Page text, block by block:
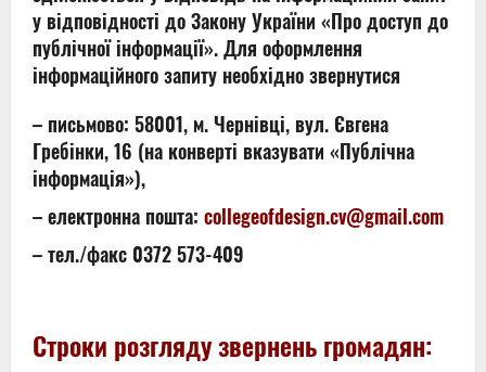
у відповідності до Закону України «Про доступ до
публічної інформації». Для оформлення
інформаційного запиту необхідно звернутися
– письмово: 58001, м. Чернівці, вул. Євгена
Гребінки, 16 (на конверті вказувати «Публічна
інформація»),
– електронна пошта: collegeofdesign.cv@gmail.com
– тел./факс 0372 573-409
Строки розгляду звернень громадян: